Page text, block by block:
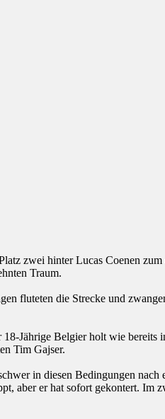
zwei hinter Lucas Coenen
Traum.
fluteten die Strecke und
Jährige Belgier holt wie bereits
Tim Gajser.
in diesen Bedingungen
aber er hat sofort gekontert. Im